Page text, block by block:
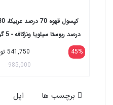
کپسول قهوه 70
درصد
45%
541,750
985,000
برچسب ها اپل